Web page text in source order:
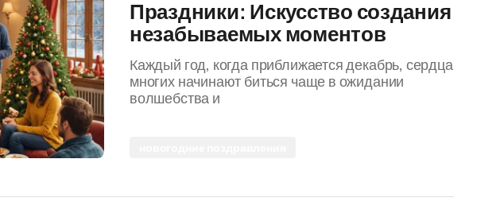
Праздники: Искусство создания
незабываемых моментов
Каждый год, когда приближается декабрь, сердца
многих начинают биться чаще в ожидании
волшебства и